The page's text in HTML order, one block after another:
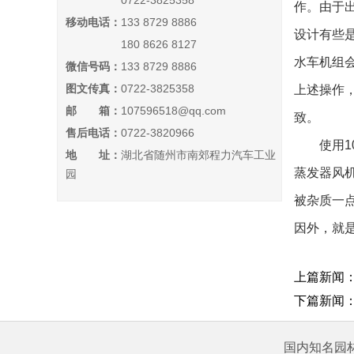
移动电话： 133 8729 8886
180 8626 8127
微信号码： 133 8729 8886
图文传真： 0722-3825358
邮 箱： 107596518@qq.com
售后电话： 0722-3820966
地 址： 湖北省随州市南郊程力汽车工业
园
作。由于
设计有些
水车机组
上述操作
致。
使用10
蒸发器风
被杂质一
因外，就
上篇新闻
下篇新闻
国内知名园